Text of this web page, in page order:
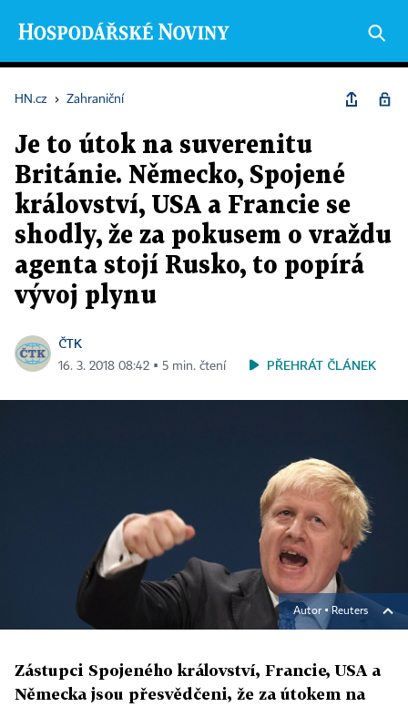
HN.cz › Zahraniční
Je to útok na suverenitu
Británie. Německo, Spojené
království, USA a Francie se
shodly, že za pokusem o vraždu
agenta stojí Rusko, to popírá
vývoj plynu
ČTK
16. 3. 2018 08:42 ▪ 5 min. čtení PŘEHRÁT ČLÁNEK
Autor ▪Reuters
Zástupci Spojeného království, Francie, USA a
Německa jsou přesvědčeni, že za útokem na